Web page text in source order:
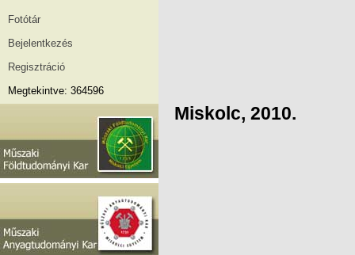
Fotótár
Bejelentkezés
Regisztráció
Megtekintve: 364596
Miskolc, 2010.